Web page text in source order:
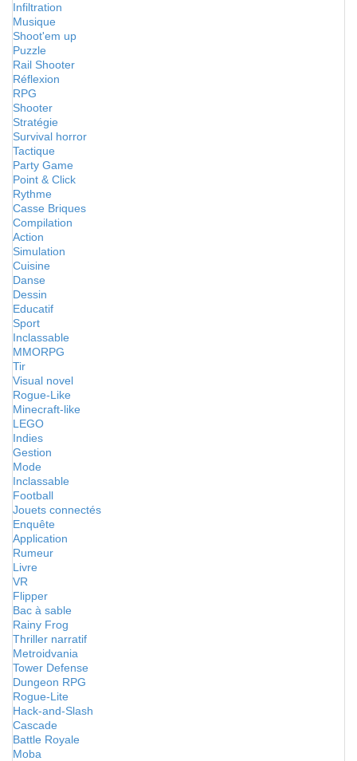
Infiltration
Musique
Shoot'em up
Puzzle
Rail Shooter
Réflexion
RPG
Shooter
Stratégie
Survival horror
Tactique
Party Game
Point & Click
Rythme
Casse Briques
Compilation
Action
Simulation
Cuisine
Danse
Dessin
Educatif
Sport
Inclassable
MMORPG
Tir
Visual novel
Rogue-Like
Minecraft-like
LEGO
Indies
Gestion
Mode
Inclassable
Football
Jouets connectés
Enquête
Application
Rumeur
Livre
VR
Flipper
Bac à sable
Rainy Frog
Thriller narratif
Metroidvania
Tower Defense
Dungeon RPG
Rogue-Lite
Hack-and-Slash
Cascade
Battle Royale
Moba